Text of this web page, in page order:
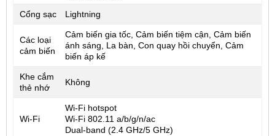
Cổng sạc Lightning
Các loại
cảm biến
Cảm biến gia tốc, Cảm biến tiệm cận, Cảm biến
ánh sáng, La bàn, Con quay hồi chuyển, Cảm
biến áp kế
Khe cắm
thẻ nhớ
Không
Wi-Fi
Wi-Fi hotspot
Wi-Fi 802.11 a/b/g/n/ac
Dual-band (2.4 GHz/5 GHz)